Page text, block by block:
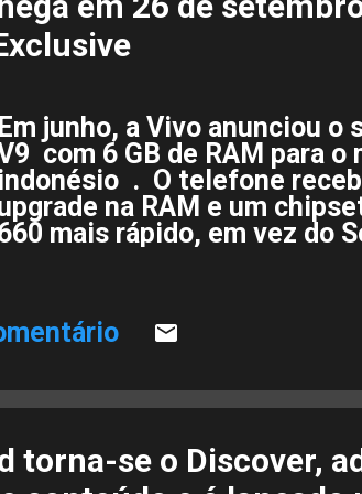
Em junho, a Vivo anunciou o
com 6 GB de RAM para o
indonésio . O telefone
na RAM e um
mais rápido, em vez do
afastando da Indonésia e vai
o nome de vivo V9 Pro.
quando os preços
O vivo V9 6GB
tamanho que seu irmão
da câmera
torna-se o Discover,